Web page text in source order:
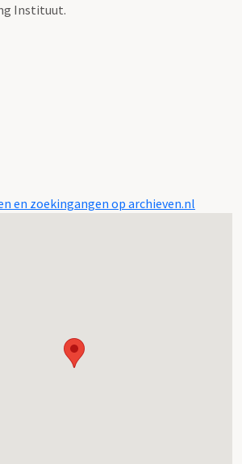
Instituut.
en zoekingangen op archieven.nl